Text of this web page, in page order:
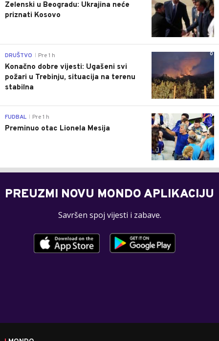
Zelenski u Beogradu: Ukrajina neće
priznati Kosovo
0
DRUŠTVO Pre 1 h
Konačno dobre vijesti: Ugašeni svi
požari u Trebinju, situacija na terenu
stabilna
0
FUDBAL Pre 1 h
Preminuo otac Lionela Mesija
PREUZMI NOVU MONDO APLIKACIJU
Savršen spoj vijesti i zabave.